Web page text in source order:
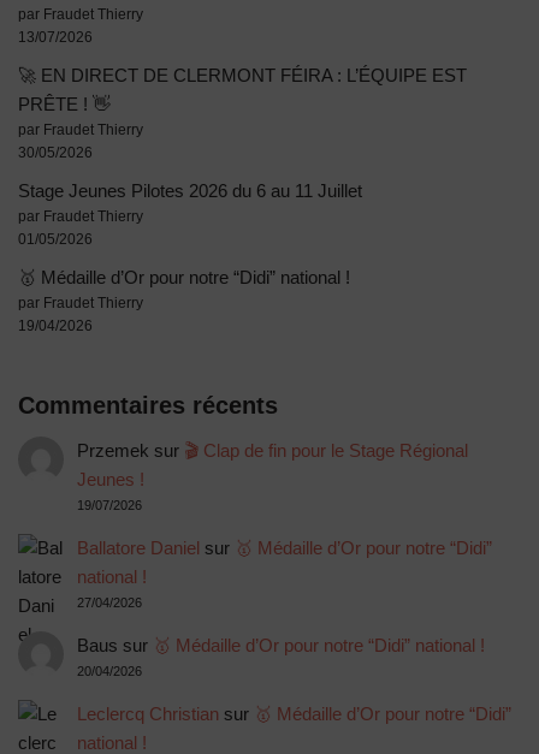
par Fraudet Thierry
13/07/2026
🚀 EN DIRECT DE CLERMONT FÉIRA : L’ÉQUIPE EST
PRÊTE ! 👋
par Fraudet Thierry
30/05/2026
Stage Jeunes Pilotes 2026 du 6 au 11 Juillet
par Fraudet Thierry
01/05/2026
🥇 Médaille d’Or pour notre “Didi” national !
par Fraudet Thierry
19/04/2026
Commentaires récents
Przemek sur 🎬 Clap de fin pour le Stage Régional
Jeunes !
19/07/2026
Ballatore Daniel sur 🥇 Médaille d’Or pour notre “Didi”
national !
27/04/2026
Baus sur 🥇 Médaille d’Or pour notre “Didi” national !
20/04/2026
Leclercq Christian sur 🥇 Médaille d’Or pour notre “Didi”
national !